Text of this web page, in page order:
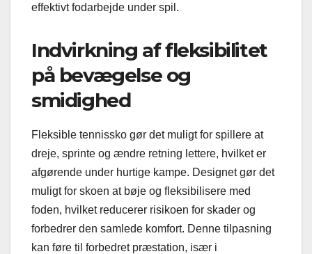
effektivt fodarbejde under spil.
Indvirkning af fleksibilitet
på bevægelse og
smidighed
Fleksible tennissko gør det muligt for spillere at
dreje, sprinte og ændre retning lettere, hvilket er
afgørende under hurtige kampe. Designet gør det
muligt for skoen at bøje og fleksibilisere med
foden, hvilket reducerer risikoen for skader og
forbedrer den samlede komfort. Denne tilpasning
kan føre til forbedret præstation, især i